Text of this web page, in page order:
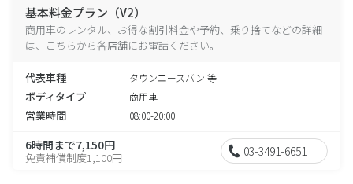
基本料金プラン（V2）
商用車のレンタル、お得な割引料金や予約、乗り捨てなどの詳細
は、こちらから各店舗にお電話ください。
代表車種 タウンエースバン 等
ボディタイプ 商用車
営業時間 08:00-20:00
6時間まで7,150円
免責補償制度1,100円 03-3491-6651